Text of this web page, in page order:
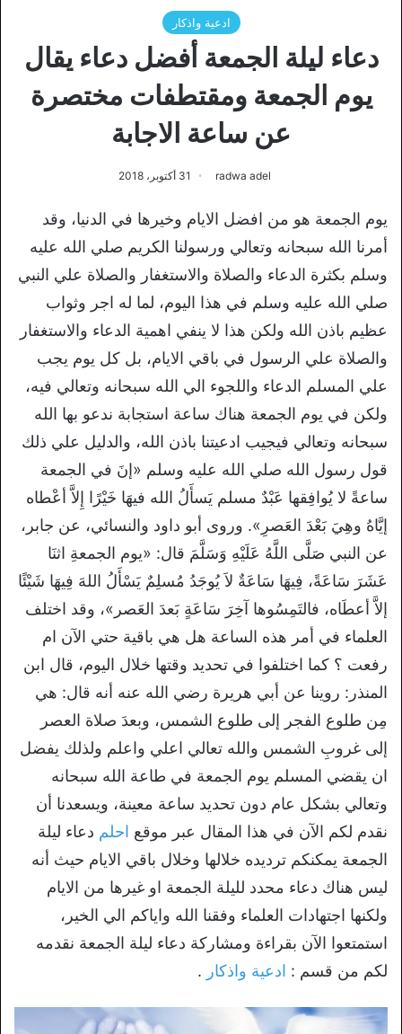
ادعية واذكار
دعاء ليلة الجمعة أفضل دعاء يقال
يوم الجمعة ومقتطفات مختصرة
عن ساعة الاجابة
radwa adel 31 أكتوبر، 2018
يوم الجمعة هو من افضل الايام وخيرها في الدنيا، وقد
أمرنا الله سبحانه وتعالي ورسولنا الكريم صلي الله عليه
وسلم بكثرة الدعاء والصلاة والاستغفار والصلاة علي النبي
صلي الله عليه وسلم في هذا اليوم، لما له اجر وثواب
عظيم باذن الله ولكن هذا لا ينفي اهمية الدعاء والاستغفار
والصلاة علي الرسول في باقي الايام، بل كل يوم يجب
علي المسلم الدعاء واللجوء الي الله سبحانه وتعالي فيه،
ولكن في يوم الجمعة هناك ساعة استجابة ندعو بها الله
سبحانه وتعالي فيجيب ادعيتنا باذن الله، والدليل علي ذلك
قول رسول الله صلي الله عليه وسلم «إنَ في الجمعة
ساعةً لا يُوافِقها عَبْدٌ مسلم يَسأَلُ الله فيهَا خَيْرًا إِلاَّ أعْطاه
إيَّاهُ وهِيَ بَعْدَ العَصرِ». وروى أبو داود والنسائي، عن جابر،
عن النبي صَلَّى اللَّهُ عَلَيْهِ وَسَلَّمَ قال: «يوم الجمعةِ اثنَا
عَشَرَ سَاعَةً، فِيهَا سَاعَةٌ لاَ يُوجَدُ مُسلِمٌ يَسْأَلُ اللهَ فِيهَا شَيْئًا
إلاَّ أعطَاه، فالتَمِسُوها آخِرَ سَاعَةٍ بَعدَ العَصر»، وقد اختلف
العلماء في أمر هذه الساعة هل هي باقية حتي الآن ام
رفعت ؟ كما اختلفوا في تحديد وقتها خلال اليوم، قال ابن
المنذر: روينا عن أبي هريرة رضي الله عنه أنه قال: هي
مِن طلوع الفجر إلى طلوع الشمس، وبعدَ صلاة العصر
إلى غروبِ الشمس والله تعالي اعلي واعلم ولذلك يفضل
ان يقضي المسلم يوم الجمعة في طاعة الله سبحانه
وتعالي بشكل عام دون تحديد ساعة معينة، ويسعدنا أن
نقدم لكم الآن في هذا المقال عبر موقع احلم دعاء ليلة
الجمعة يمكنكم ترديده خلالها وخلال باقي الايام حيث أنه
ليس هناك دعاء محدد لليلة الجمعة او غيرها من الايام
ولكنها اجتهادات العلماء وفقنا الله واياكم الي الخير،
استمتعوا الآن بقراءة ومشاركة دعاء ليلة الجمعة نقدمه
لكم من قسم : ادعية واذكار .